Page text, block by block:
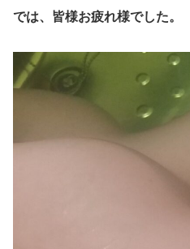
では、皆様お疲れ様でした。